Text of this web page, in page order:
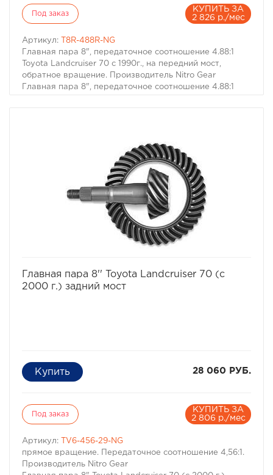
Под заказ
КУПИТЬ ЗА
2 826 р./мес
Артикул:
T8R-488R-NG
Главная пара 8", передаточное соотношение 4.88:1
Toyota Landcruiser 70 c 1990г., на передний мост,
обратное вращение. Производитель Nitro Gear
Главная пара 8", передаточное соотношение 4.88:1
Главная пара 8'' Toyota Landcruiser 70 (с
2000 г.) задний мост
28 060 РУБ.
Под заказ
КУПИТЬ ЗА
2 806 р./мес
Артикул:
TV6-456-29-NG
прямое вращение. Передаточное соотношение 4,56:1.
Производитель Nitro Gear